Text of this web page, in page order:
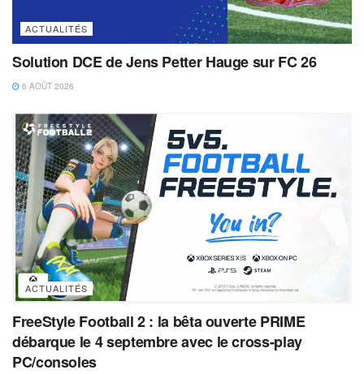
ACTUALITÉS
Solution DCE de Jens Petter Hauge sur FC 26
6 AOÛT 2026
ACTUALITÉS
FreeStyle Football 2 : la bêta ouverte PRIME
débarque le 4 septembre avec le cross-play
PC/consoles